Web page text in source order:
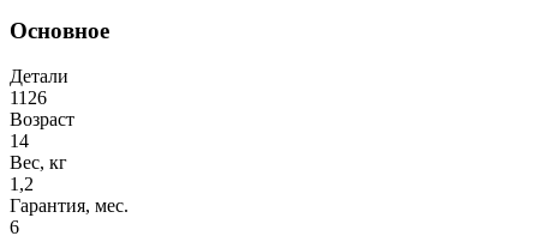
Основное
Детали
1126
Возраст
14
Вес, кг
1,2
Гарантия, мес.
6